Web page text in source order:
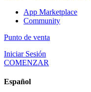
App Marketplace
Community
Punto de venta
Iniciar Sesión
COMENZAR
Español